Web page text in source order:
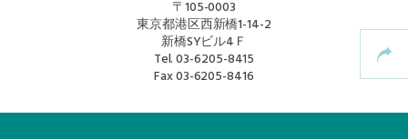
〒105-0003
東京都港区西新橋1-14-2
新橋SYビル4Ｆ
Tel.03-6205-8415
Fax03-6205-8416